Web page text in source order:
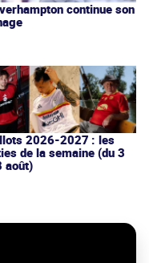
continue son
2026-2027 : les
de la semaine (du 3
août)